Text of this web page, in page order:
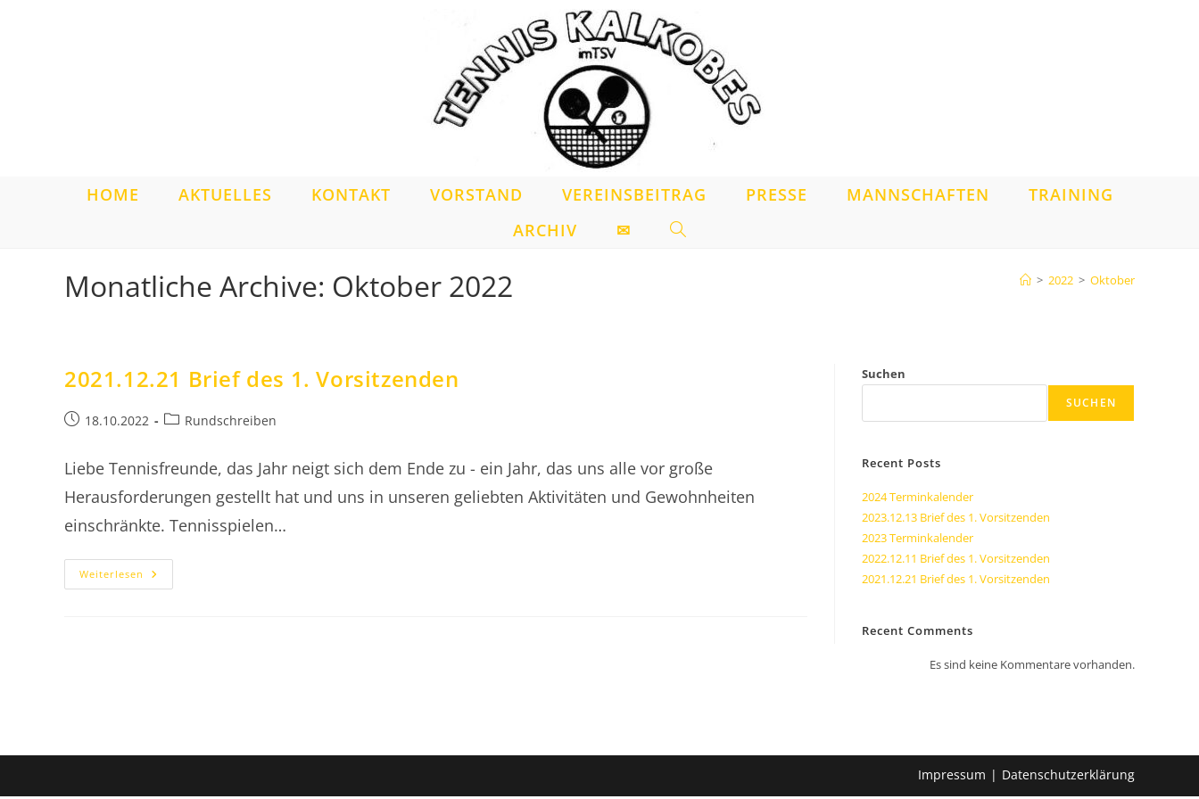
HOME AKTUELLES KONTAKT VORSTAND VEREINSBEITRAG PRESSE MANNSCHAFTEN
TRAINING
ARCHIV
✉ WEBSITE-
Monatliche Archive: Oktober 2022 > 2022 > Oktober
2021.12.21 Brief des 1. Vorsitzenden
Beitrag18.10.2022
Beitrags-
Rundschreiben
Liebe Tennisfreunde, das Jahr neigt sich dem Ende zu - ein Jahr, das uns alle vor große
Herausforderungen gestellt hat und uns in unseren geliebten Aktivitäten und Gewohnheiten
einschränkte. Tennisspielen…
Weiterlesen 2021.12.21
Brief
Suchen
SUCHEN
Recent Posts
2024 Terminkalender
2023.12.13 Brief des 1. Vorsitzenden
2023 Terminkalender
2022.12.11 Brief des 1. Vorsitzenden
2021.12.21 Brief des 1. Vorsitzenden
Recent Comments
Es sind keine Kommentare vorhanden.
Impressum Datenschutzerklärung